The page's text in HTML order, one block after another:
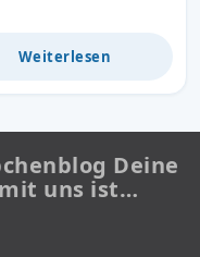
Weiterlesen
Deine
mit uns ist…